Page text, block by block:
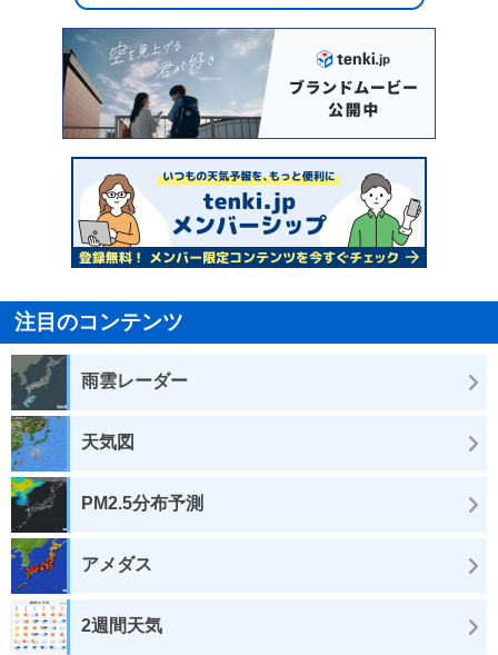
注目のコンテンツ
雨雲レーダー
天気図
PM2.5分布予測
アメダス
2週間天気